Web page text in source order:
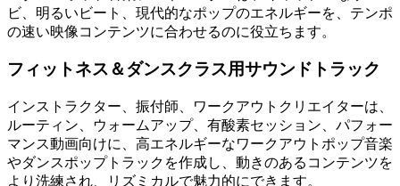
ビ、明るいビート、現代的なポップのエネルギーを、テンポ
の速い映像コンテンツに合わせるのに役立ちます。
フィットネス＆ダンスクラス用サウンドトラック
インストラクター、振付師、ワークアウトクリエイターは、
ルーティン、ウォームアップ、有酸素セッション、パフォー
マンス動画向けに、高エネルギーなワークアウトポップ音楽
やダンスポップトラックを作成し、動きのあるコンテンツを
より洗練され、リズミカルで魅力的にできます。